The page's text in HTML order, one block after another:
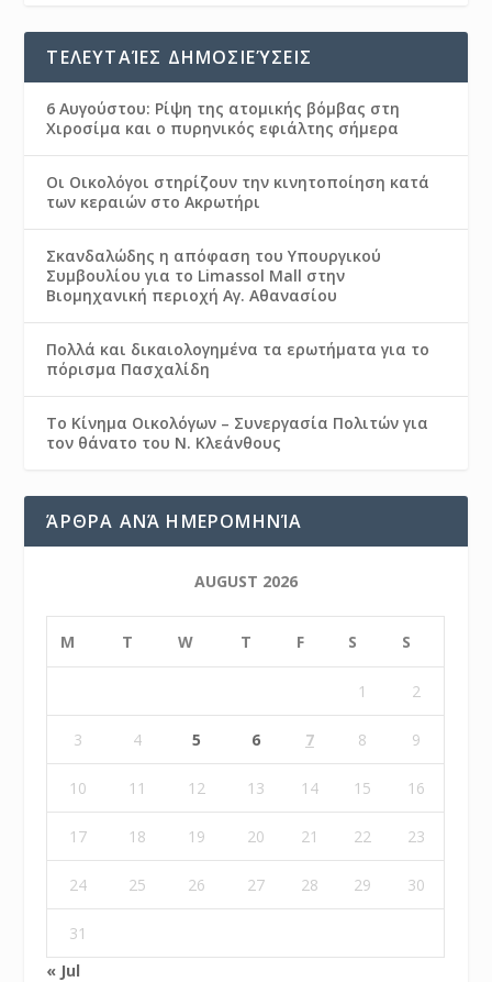
ΤΕΛΕΥΤΑΊΕΣ ΔΗΜΟΣΙΕΎΣΕΙΣ
6 Αυγούστου: Ρίψη της ατομικής βόμβας στη
Χιροσίμα και ο πυρηνικός εφιάλτης σήμερα
Οι Οικολόγοι στηρίζουν την κινητοποίηση κατά
των κεραιών στο Ακρωτήρι
Σκανδαλώδης η απόφαση του Υπουργικού
Συμβουλίου για το Limassol Mall στην
Βιομηχανική περιοχή Αγ. Αθανασίου
Πολλά και δικαιολογημένα τα ερωτήματα για το
πόρισμα Πασχαλίδη
Το Κίνημα Οικολόγων – Συνεργασία Πολιτών για
τον θάνατο του Ν. Κλεάνθους
ΆΡΘΡΑ ΑΝΆ ΗΜΕΡΟΜΗΝΊΑ
AUGUST 2026
M T W T F S S
1 2
3 4 5 6 7 8 9
10 11 12 13 14 15 16
17 18 19 20 21 22 23
24 25 26 27 28 29 30
31
« Jul